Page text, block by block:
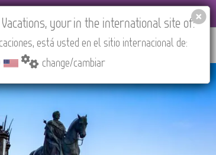
CONTACT Find your Tour
your in the international site of:
está usted en el sitio internacional de:
change/cambiar